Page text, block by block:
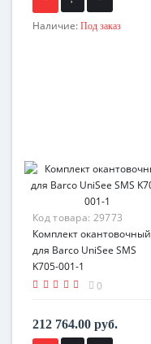
Наличие: Под заказ
Код товара: 29773
Комплект окантовочный
для Barco UniSee SMS
K705-001-1
0
212 764.00 руб.